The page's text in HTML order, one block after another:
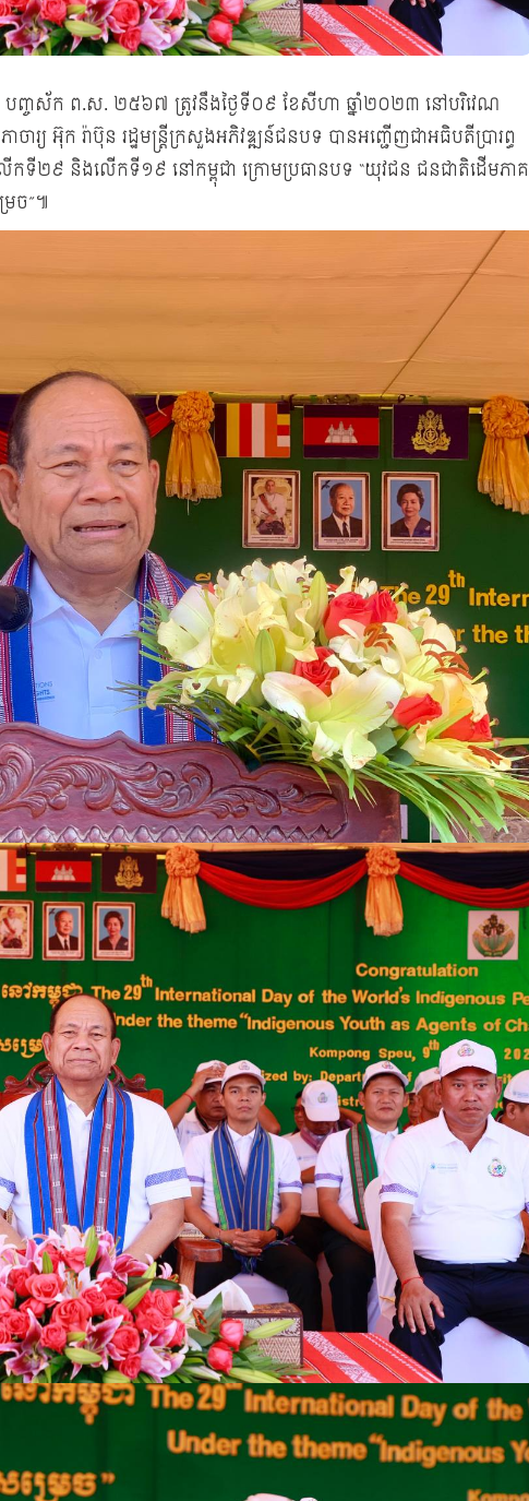
បញ្ចស័ក ព.ស. ២៥៦៧ ត្រូវនឹងថ្ងៃទី០៩ ខែសីហា ឆ្នាំ២០២៣ នៅបរិវេណ
យ អ៊ុក រ៉ាប៊ុន រដ្ឋមន្រ្ដីក្រសួងអភិវឌ្ឍន៍ជនបទ បានអញ្ជើញជាអធិបតីប្រារព្ធ
កទី២៩ និងលើកទី១៩ នៅកម្ពុជា ក្រោមប្រធានបទ “យុវជន ជនជាតិដើមភាគ
េច”៕